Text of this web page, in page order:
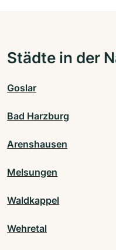
Städte in der
Goslar
Bad Harzburg
Arenshausen
Melsungen
Waldkappel
Wehretal